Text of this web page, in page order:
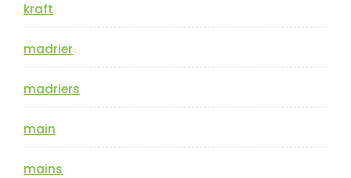
kraft
madrier
madriers
main
mains